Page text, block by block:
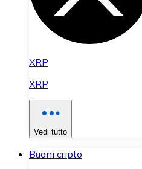
XRP
XRP
Vedi tutto
Buoni cripto